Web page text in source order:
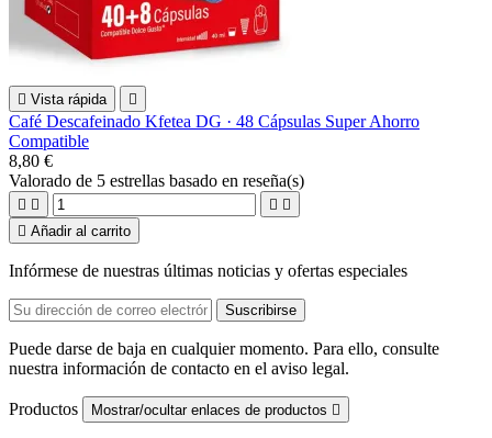
 Vista rápida 
Café Descafeinado Kfetea DG · 48 Cápsulas Super Ahorro
Compatible
8,80 €
Valorado de 5 estrellas basado en reseña(s)
   
 Añadir al carrito
Infórmese de nuestras últimas noticias y ofertas especiales
Puede darse de baja en cualquier momento. Para ello, consulte
nuestra información de contacto en el aviso legal.
Productos Mostrar/ocultar enlaces de productos 